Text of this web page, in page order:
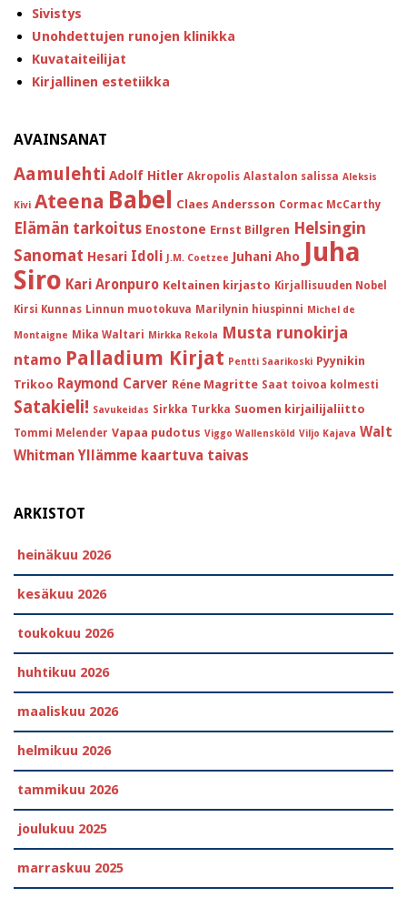
Sivistys
Unohdettujen runojen klinikka
Kuvataiteilijat
Kirjallinen estetiikka
AVAINSANAT
Aamulehti Adolf Hitler Akropolis Alastalon salissa Aleksis
Kivi Ateena Babel Claes Andersson Cormac McCarthy
Elämän tarkoitus Enostone Ernst Billgren Helsingin
Sanomat Hesari Idoli J.M. Coetzee Juhani Aho Juha
Siro Kari Aronpuro Keltainen kirjasto Kirjallisuuden Nobel
Kirsi Kunnas Linnun muotokuva Marilynin hiuspinni Michel de
Montaigne Mika Waltari Mirkka Rekola Musta runokirja
ntamo Palladium Kirjat Pentti Saarikoski Pyynikin
Trikoo Raymond Carver Réne Magritte Saat toivoa kolmesti
Satakieli! Savukeidas Sirkka Turkka Suomen kirjailijaliitto
Tommi Melender Vapaa pudotus Viggo Wallensköld Viljo Kajava Walt
Whitman Yllämme kaartuva taivas
ARKISTOT
heinäkuu 2026
kesäkuu 2026
toukokuu 2026
huhtikuu 2026
maaliskuu 2026
helmikuu 2026
tammikuu 2026
joulukuu 2025
marraskuu 2025